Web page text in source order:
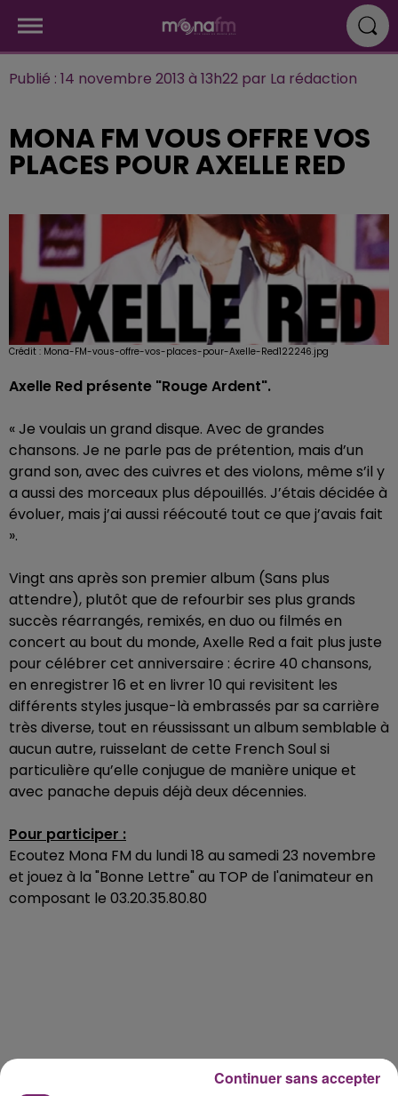
Publié : 14 novembre 2013 à 13h22 par La rédaction
MONA FM VOUS OFFRE VOS
PLACES POUR AXELLE RED
Crédit : Mona-FM-vous-offre-vos-places-pour-Axelle-Red122246.jpg
Axelle Red présente "Rouge Ardent".
« Je voulais un grand disque. Avec de grandes
chansons. Je ne parle pas de prétention, mais d’un
grand son, avec des cuivres et des violons, même s’il y
a aussi des morceaux plus dépouillés. J’étais décidée à
évoluer, mais j’ai aussi réécouté tout ce que j’avais fait
».
Vingt ans après son premier album (Sans plus
attendre), plutôt que de refourbir ses plus grands
succès réarrangés, remixés, en duo ou filmés en
concert au bout du monde, Axelle Red a fait plus juste
pour célébrer cet anniversaire : écrire 40 chansons,
en enregistrer 16 et en livrer 10 qui revisitent les
différents styles jusque-là embrassés par sa carrière
très diverse, tout en réussissant un album semblable à
aucun autre, ruisselant de cette French Soul si
particulière qu’elle conjugue de manière unique et
avec panache depuis déjà deux décennies.
Pour participer :
Ecoutez Mona FM du lundi 18 au samedi 23 novembre
et jouez à la "Bonne Lettre" au TOP de l'animateur en
composant le 03.20.35.80.80
Continuer sans accepter